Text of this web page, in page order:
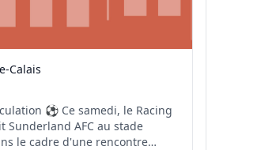
Calais
le Racing
Sunderland AFC au stade
le cadre d'une rencontre